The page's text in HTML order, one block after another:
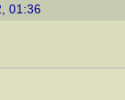
01:36